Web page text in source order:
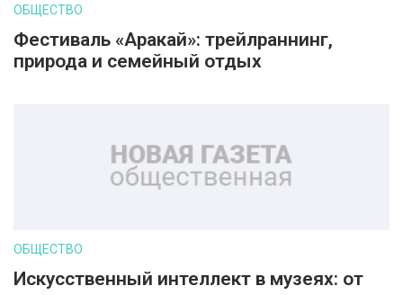
ОБЩЕСТВО
Фестиваль «Аракай»: трейлраннинг,
природа и семейный отдых
ОБЩЕСТВО
Искусственный интеллект в музеях: от